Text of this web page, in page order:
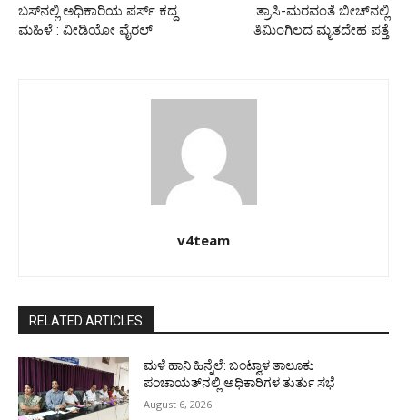
ಬಸ್‍ನಲ್ಲಿ ಅಧಿಕಾರಿಯ ಪರ್ಸ್ ಕದ್ದ
ಮಹಿಳೆ : ವೀಡಿಯೋ ವೈರಲ್
ತ್ರಾಸಿ-ಮರವಂತೆ ಬೀಚ್‍ನಲ್ಲಿ
ತಿಮಿಂಗಿಲದ ಮೃತದೇಹ ಪತ್ತೆ
v4team
RELATED ARTICLES
ಮಳೆ ಹಾನಿ ಹಿನ್ನೆಲೆ: ಬಂಟ್ವಾಳ ತಾಲೂಕು
ಪಂಚಾಯತ್‌ನಲ್ಲಿ ಅಧಿಕಾರಿಗಳ ತುರ್ತು ಸಭೆ
August 6, 2026